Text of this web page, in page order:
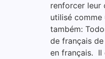
renforcer leur
utilisé comme
também:
de français
en français. Il